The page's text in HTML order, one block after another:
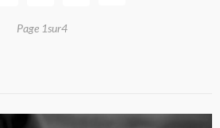
Page 1sur4